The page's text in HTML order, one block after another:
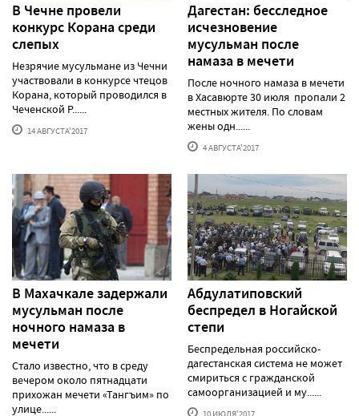
В Чечне провели
конкурс Корана среди
слепых
Незрячие мусульмане из Чечни
участвовали в конкурсе чтецов
Корана, который проводился в
Чеченской Р......
14 АВГУСТА'2017
Дагестан: бесследное
исчезновение
мусульман после
намаза в мечети
После ночного намаза в мечети
в Хасавюрте 30 июля пропали 2
местных жителя. По словам
жены одн......
4 АВГУСТА'2017
В Махачкале задержали
мусульман после
ночного намаза в
мечети
Стало известно, что в среду
вечером около пятнадцати
прихожан мечети «Тангъим» по
улице......
Абдулатиповский
беспредел в Ногайской
степи
Беспредельная российско-
дагестанская система не может
смириться с гражданской
самоорганизацией и му......
10 ИЮЛЯ'2017